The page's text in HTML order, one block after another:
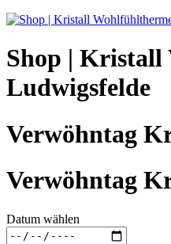
Shop |
Ludwigsfelde
Verwöhntag
Verwöhntag
Datum wählen